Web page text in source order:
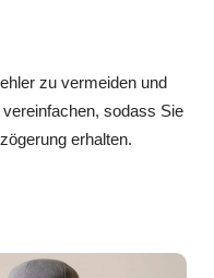
zu vermeiden und
sodass Sie
erhalten.